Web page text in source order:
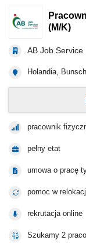
(M/K)
AB Job Service
Holandia,
pracownik
pełny etat
umowa o pracę
pomoc w
rekrutacja online
Szukamy 2